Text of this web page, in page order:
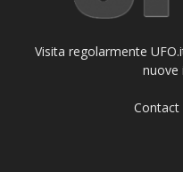
Visita regolarmente
nuove
Contact